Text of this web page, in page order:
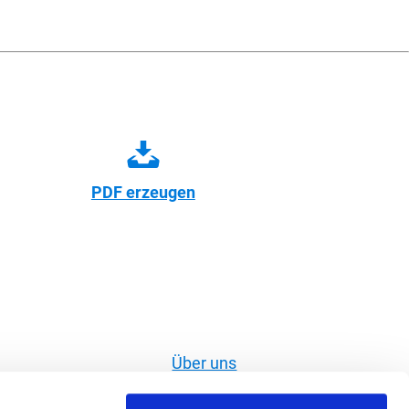
PDF erzeugen
Über uns
Widerruf erklären